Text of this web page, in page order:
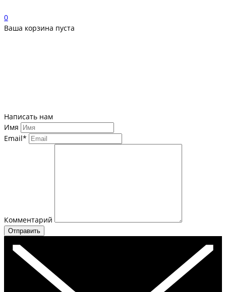
0
Ваша корзина пуста
Написать нам
Имя
Email*
Комментарий
Отправить